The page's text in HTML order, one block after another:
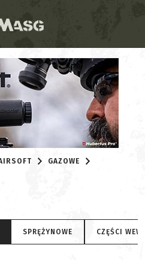
GAZOWE
SPRĘŻYNOWE CZĘŚCI